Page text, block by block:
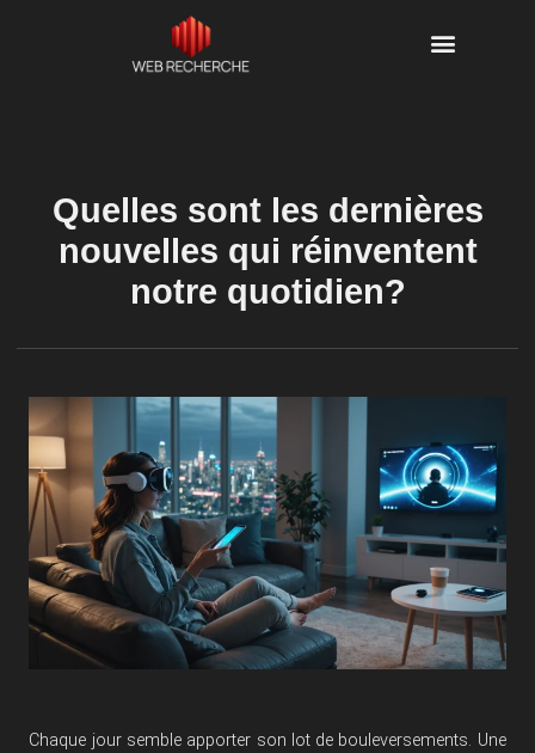
Quelles sont les dernières
nouvelles qui réinventent
notre quotidien?
Chaque jour semble apporter son lot de bouleversements. Une